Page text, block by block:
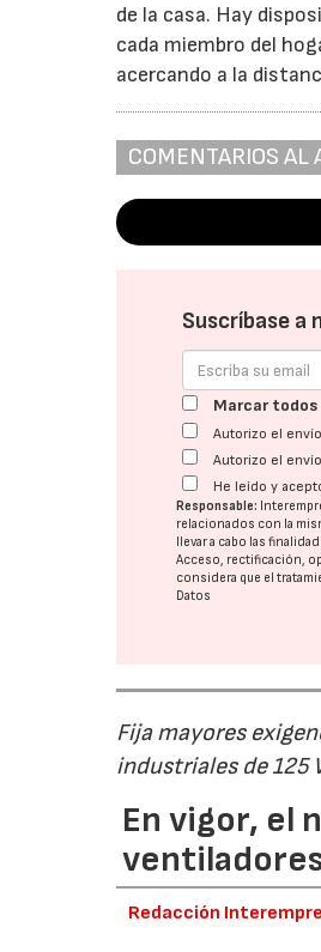
de la casa. Hay
cada miembro del
acercando a la
COMENTARIOS AL
Suscríbase a
Marcar todos
Autorizo el
Autorizo el
He leído y
Responsable:
relacionados con la
llevar a cabo las
Acceso, rectificación,
considera que el
Datos
Fija mayores
industriales de 125
En vigor, el
Redacción